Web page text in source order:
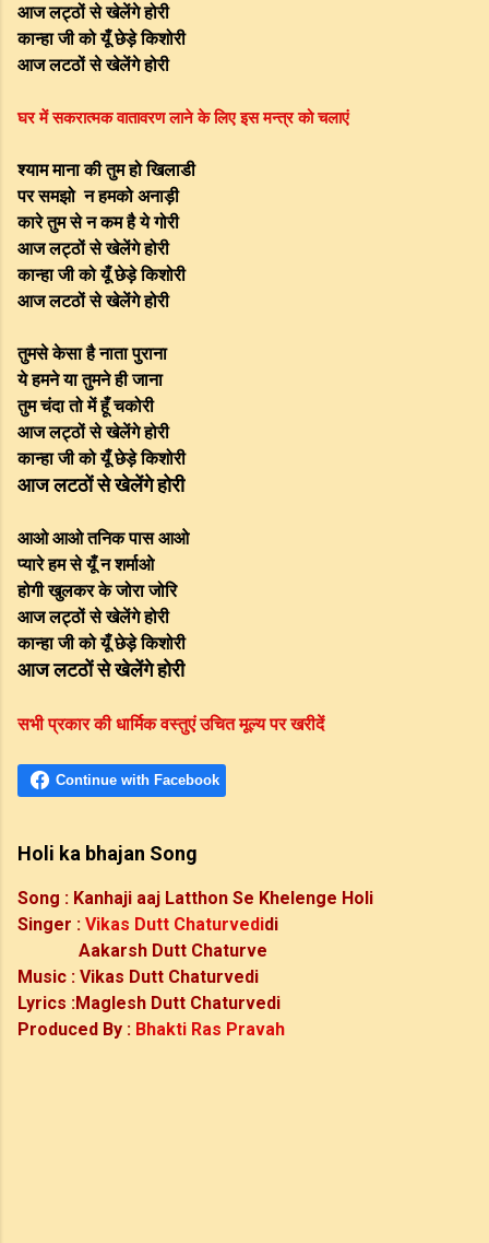
आज लट्ठों से खेलेंगे होरी
कान्हा जी को यूँ छेड़े किशोरी
आज लटठों से खेलेंगे होरी
घर में सकरात्मक वातावरण लाने के लिए इस मन्त्र को चलाएं
श्याम माना की तुम हो खिलाडी
पर समझो न हमको अनाड़ी
कारे तुम से न कम है ये गोरी
आज लट्ठों से खेलेंगे होरी
कान्हा जी को यूँ छेड़े किशोरी
आज लटठों से खेलेंगे होरी
तुमसे केसा है नाता पुराना
ये हमने या तुमने ही जाना
तुम चंदा तो में हूँ चकोरी
आज लट्ठों से खेलेंगे होरी
कान्हा जी को यूँ छेड़े किशोरी
आज लटठों से खेलेंगे होरी
आओ आओ तनिक पास आओ
प्यारे हम से यूँ न शर्माओ
होगी खुलकर के जोरा जोरि
आज लट्ठों से खेलेंगे होरी
कान्हा जी को यूँ छेड़े किशोरी
आज लटठों से खेलेंगे होरी
सभी प्रकार की धार्मिक वस्तुएं उचित मूल्य पर खरीदें
Holi ka bhajan Song
Song : Kanhaji aaj Latthon Se Khelenge Holi
Singer : Vikas Dutt Chaturvedidi
Aakarsh Dutt Chaturve
Music : Vikas Dutt Chaturvedi
Lyrics :Maglesh Dutt Chaturvedi
Produced By : Bhakti Ras Pravah